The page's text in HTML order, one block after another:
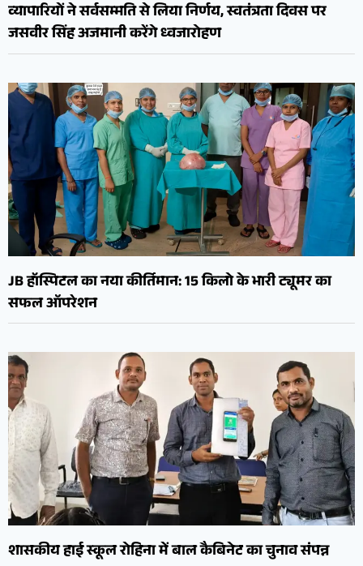
व्यापारियों ने सर्वसम्मति से लिया निर्णय, स्वतंत्रता दिवस पर
जसवीर सिंह अजमानी करेंगे ध्वजारोहण
JB हॉस्पिटल का नया कीर्तिमान: 15 किलो के भारी ट्यूमर का
सफल ऑपरेशन
शासकीय हाई स्कूल रोहिना में बाल कैबिनेट का चुनाव संपन्न